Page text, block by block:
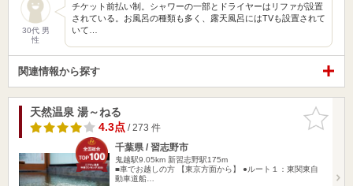
30代 男
性
チケット前払い制。シャワーの一部とドライヤーはリファが設置
されている。お風呂の種類も多く、露天風呂にはTVも設置されて
いて…
関連情報から探す
お気に入
りに追加
天然温泉 湯～ねる
4.3点/ 273 件
千葉県 / 習志野市
鬼越駅9.05km 新習志野駅175m
■車でお越しの方 【東京方面から】 ●ルート１：東関東自
動車道船…